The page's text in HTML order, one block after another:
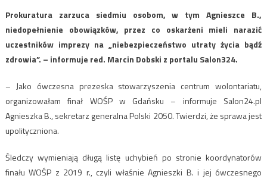
Prokuratura zarzuca siedmiu osobom, w tym Agnieszce B.,
niedopełnienie obowiązków, przez co oskarżeni mieli narazić
uczestników imprezy na „niebezpieczeństwo utraty życia bądź
zdrowia”. – informuje red. Marcin Dobski z portalu Salon324.
– Jako ówczesna prezeska stowarzyszenia centrum wolontariatu,
organizowałam finał WOŚP w Gdańsku – informuje Salon24.pl
Agnieszka B., sekretarz generalna Polski 2050. Twierdzi, że sprawa jest
upolityczniona.
Śledczy wymieniają długą listę uchybień po stronie koordynatorów
finału WOŚP z 2019 r., czyli właśnie Agnieszki B. i jej ówczesnego